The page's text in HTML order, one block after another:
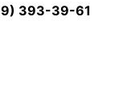
393-39-61